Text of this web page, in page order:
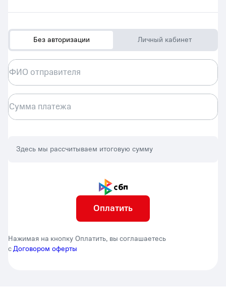
Без авторизации Личный кабинет
ФИО отправителя
Сумма платежа
Здесь мы рассчитываем итоговую сумму
Нажимая на кнопку Оплатить, вы соглашаетесь
сДоговором оферты
Оплатить